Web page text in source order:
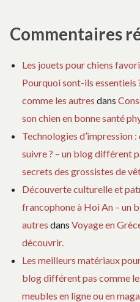
Commentaires
Les jouets pour chiens
Pourquoi sont-ils essentiels
comme les autres dans
son chien en bonne santé
Technologies d’impression
suivre ? – un blog différent
secrets des grossistes de
Découverte culturelle et
francophone à Hoi An – un
autres dans Voyage en
découvrir.
Les meilleurs matériaux
blog différent pas comme
meubles en ligne ou en